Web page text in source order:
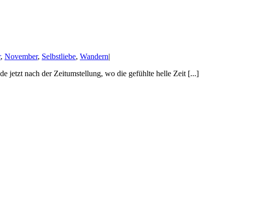
, November, Selbstliebe, Wandern|
jetzt nach der Zeitumstellung, wo die gefühlte helle Zeit [...]